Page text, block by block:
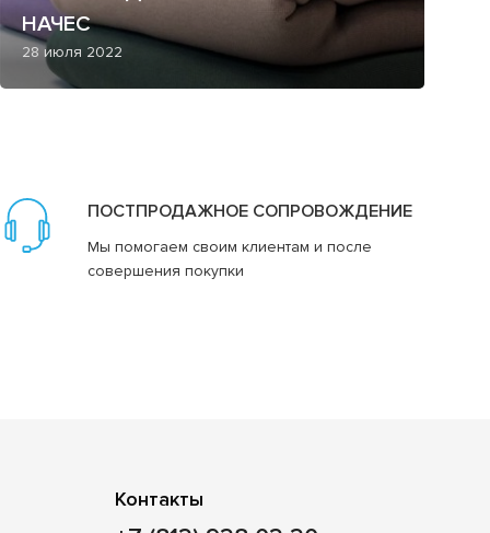
НАЧЕС
28 июля 2022
ПОСТПРОДАЖНОЕ СОПРОВОЖДЕНИЕ
Мы помогаем своим клиентам и после
совершения покупки
Контакты